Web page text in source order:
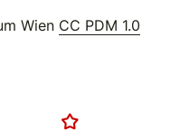
Wien CC PDM 1.0